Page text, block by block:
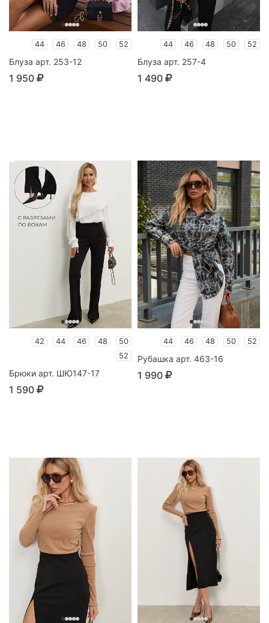
44 46 48 50 52
Блуза арт. 253-12
1 950
44 46 48 50 52
Блуза арт. 257-4
1 490
42 44 46 48
50
52
Брюки арт. ШЮ147-17
1 590
44 46 48 50 52
Рубашка арт. 463-16
1 990